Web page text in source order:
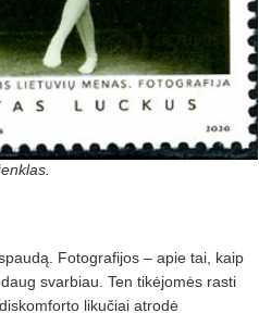
Fotografijos – apie tai, kaip
svarbiau. Ten tikėjomės rasti
likučiai atrodė